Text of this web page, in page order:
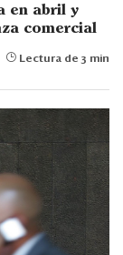
en abril y
comercial
Lectura de 3 min